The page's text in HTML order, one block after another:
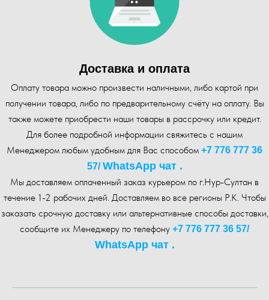
Доставка и оплата
Оплату товара можно произвести наличными, либо картой при
получении товара, либо по предварительному счёту на оплату. Вы
также можете приобрести наши товары в рассрочку или кредит.
Для более подробной информации свяжитесь с нашим
Менеджером любым удобным для Вас способом +7 776 777 36
57/WhatsA pp чат .
Мы доставляем оплаченный заказ курьером по г.Нур-Cултан в
течение 1-2 рабочих дней. Доставляем во все регионы Р.К. Чтобы
заказать срочную доставку или альтернативные способы доставки,
сообщите их Менеджеру по телефону +7 776 777 36 57/
WhatsA pp чат .